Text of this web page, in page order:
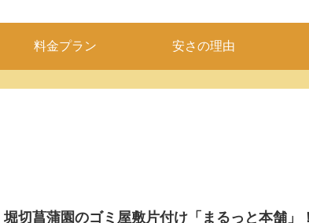
料金プラン 安さの理由
堀切菖蒲園のゴミ屋敷片付け「まるっと本舗」